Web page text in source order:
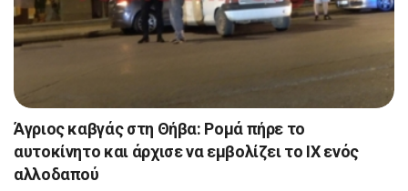
Άγριος καβγάς στη Θήβα: Ρομά πήρε το
αυτοκίνητο και άρχισε να εμβολίζει το ΙΧ ενός
αλλοδαπού